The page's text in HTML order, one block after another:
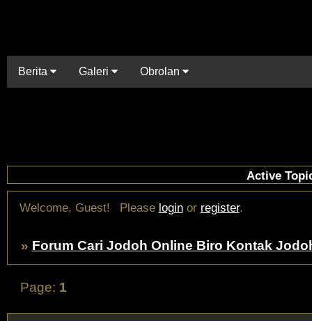
Berita Galeri Obrolan
Active
Welcome, Guest! Please loginor register.
» Forum Cari Jodoh Online Biro Kontak
Page: 1